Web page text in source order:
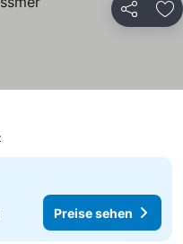
Teilen
Preise sehen